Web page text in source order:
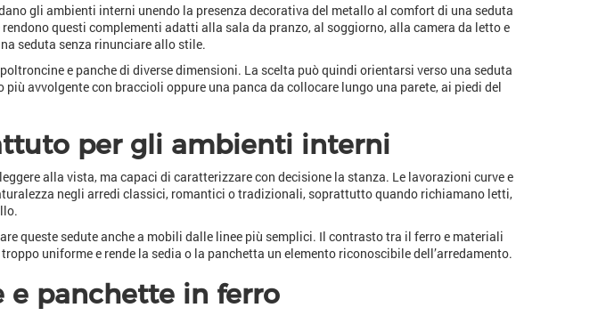
gli ambienti interni unendo la presenza decorativa del metallo al comfort di una seduta
questi complementi adatti alla sala da pranzo, al soggiorno, alla camera da letto e
seduta senza rinunciare allo stile.
e panche di diverse dimensioni. La scelta può quindi orientarsi verso una seduta
avvolgente con braccioli oppure una panca da collocare lungo una parete, ai piedi del
per gli ambienti interni
alla vista, ma capaci di caratterizzare con decisione la stanza. Le lavorazioni curve e
negli arredi classici, romantici o tradizionali, soprattutto quando richiamano letti,
queste sedute anche a mobili dalle linee più semplici. Il contrasto tra il ferro e materiali
uniforme e rende la sedia o la panchetta un elemento riconoscibile dell’arredamento.
e panchette in ferro